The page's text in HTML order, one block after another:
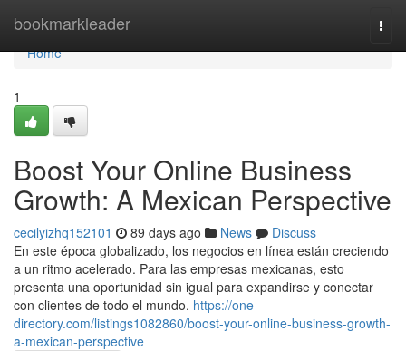
bookmarkleader
Home
Home
1
Boost Your Online Business
Growth: A Mexican Perspective
cecilyizhq152101 89 days ago News
Discuss
En este época globalizado, los negocios en línea están creciendo
a un ritmo acelerado. Para las empresas mexicanas, esto
presenta una oportunidad sin igual para expandirse y conectar
con clientes de todo el mundo. https://one-
directory.com/listings1082860/boost-your-online-business-growth-
a-mexican-perspective